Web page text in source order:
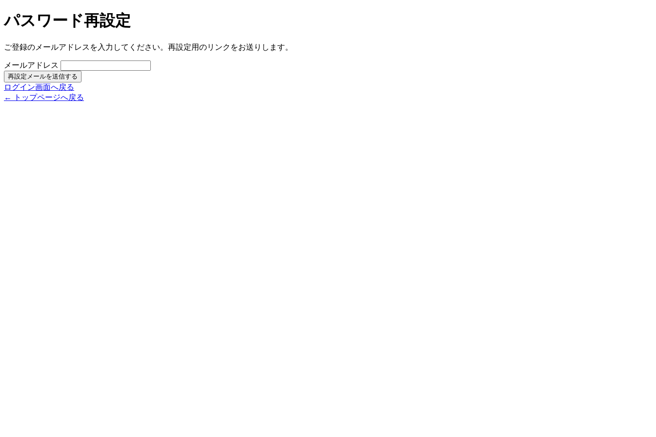
パスワード再設定
ご登録のメールアドレスを入力してください。再設定用のリンクをお送りします。
メールアドレス
再設定メールを送信する
ログイン画面へ戻る
← トップページへ戻る